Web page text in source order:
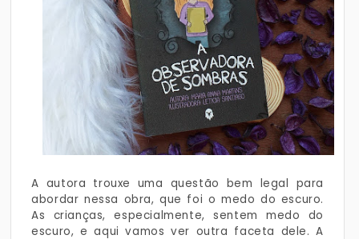
A autora trouxe uma questão bem legal para
abordar nessa obra, que foi o medo do escuro.
As crianças, especialmente, sentem medo do
escuro, e aqui vamos ver outra faceta dele. A